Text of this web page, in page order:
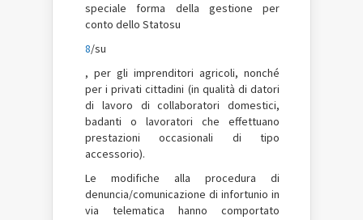
speciale forma della gestione per
conto dello Statosu
8/su
, per gli imprenditori agricoli, nonché
per i privati cittadini (in qualità di datori
di lavoro di collaboratori domestici,
badanti o lavoratori che effettuano
prestazioni occasionali di tipo
accessorio).
Le modifiche alla procedura di
denuncia/comunicazione di infortunio in
via telematica hanno comportato